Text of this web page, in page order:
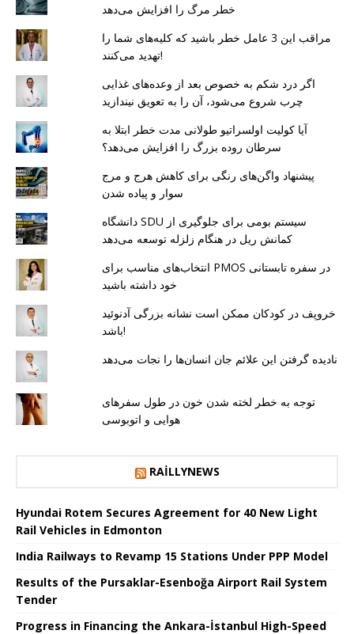
خطر مرگ را افزایش می‌دهد
مراقب این 3 عامل خطر باشید که کلیه‌های شما را
تهدید می‌کنند!
اگر درد شکم به خصوص بعد از وعده‌های غذایی
چرب شروع می‌شود، آن را به تعویق نیندازید
آیا کولیت اولسراتیو طولانی مدت خطر ابتلا به
سرطان روده بزرگ را افزایش می‌دهد؟
پیشنهاد واگن‌های رنگی برای کاهش هرج و مرج
سوار و پیاده شدن
دانشگاه SDU سیستم بومی برای جلوگیری از
کمانش ریل در هنگام زلزله توسعه می‌دهد
انتخاب‌های مناسب برای PMOS در سفره تابستانی
خود داشته باشید
خروپف در کودکان ممکن است نشانه بزرگی آدنوئید
باشد!
نادیده گرفتن این علائم جان انسان‌ها را نجات می‌دهد
توجه به خطر لخته شدن خون در طول سفرهای
هوایی و اتوبوسی
RAILLYNEWS
Hyundai Rotem Secures Agreement for 40 New Light
Rail Vehicles in Edmonton
India Railways to Revamp 15 Stations Under PPP Model
Results of the Pursaklar-Esenboğa Airport Rail System
Tender
Progress in Financing the Ankara-İstanbul High-Speed ​​